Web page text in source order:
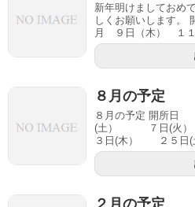
新年明けましておめ
しくお願いします。
月 ９日（木） １
８月の予定
８月の予定 開所
(土） ７日(
３日(木） ２５
２月の予定